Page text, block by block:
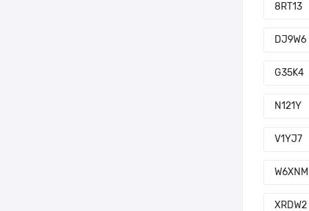
8RT13
DJ9W6
G35K4
N121Y
V1YJ7
W6XNM
XRDW2